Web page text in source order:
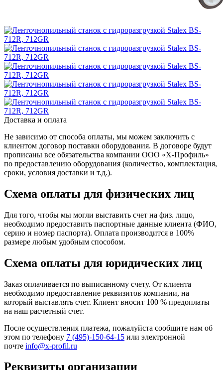
Доставка и оплата
Не зависимо от способа оплаты, мы можем заключить с
клиентом договор поставки оборудования. В договоре будут
прописаны все обязательства компании ООО «Х-Профиль»
по предоставлению оборудования (количество, комплектация,
сроки, условия доставки и т.д.).
Схема оплаты для физических лиц
Для того, чтобы мы могли выставить счет на физ. лицо,
необходимо предоставить паспортные данные клиента (ФИО,
серию и номер паспорта). Оплата производится в 100%
размере любым удобным способом.
Схема оплаты для юридических лиц
Заказ оплачивается по выписанному счету. От клиента
необходимо предоставление реквизитов компании, на
который выставлять счет. Клиент вносит 100 % предоплаты
на наш расчетный счет.
После осуществления платежа, пожалуйста сообщите нам об
этом по телефону 7 (495)-150-64-15 или электронной
почте info@x-profil.ru
Реквизиты организации